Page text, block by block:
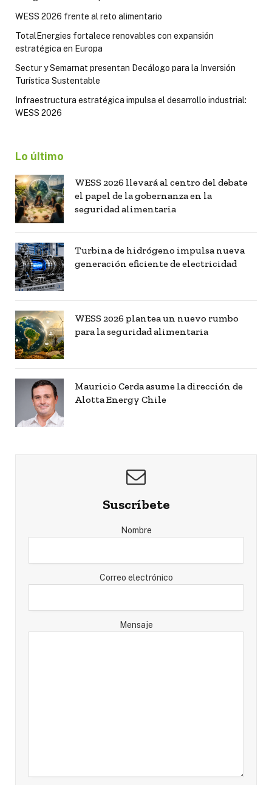
WESS 2026 frente al reto alimentario
TotalEnergies fortalece renovables con expansión
estratégica en Europa
Sectur y Semarnat presentan Decálogo para la Inversión
Turística Sustentable
Infraestructura estratégica impulsa el desarrollo industrial:
WESS 2026
Lo último
WESS 2026 llevará al centro del debate
el papel de la gobernanza en la
seguridad alimentaria
Turbina de hidrógeno impulsa nueva
generación eficiente de electricidad
WESS 2026 plantea un nuevo rumbo
para la seguridad alimentaria
Mauricio Cerda asume la dirección de
Alotta Energy Chile
Suscríbete
Nombre
Correo electrónico
Mensaje